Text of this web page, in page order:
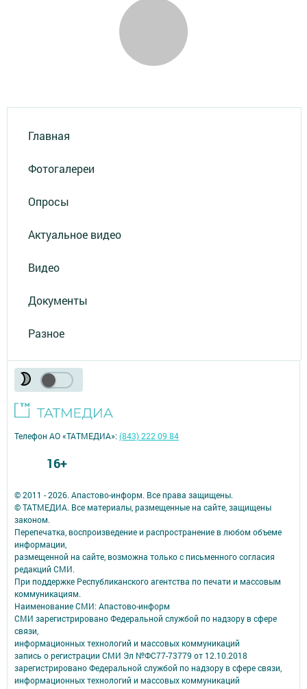
Главная
Фотогалереи
Опросы
Актуальное видео
Видео
Документы
Разное
© 2011 - 2026. Апастово-информ. Все права защищены.
© ТАТМЕДИА. Все материалы, размещенные на сайте, защищены
законом.
Перепечатка, воспроизведение и распространение в любом объеме
информации,
размещенной на сайте, возможна только с письменного согласия
редакций СМИ.
При поддержке Республиканского агентства по печати и массовым
коммуникациям.
Наименование СМИ: Апастово-информ
СМИ зарегистрировано Федеральной службой по надзору в сфере
связи,
информационных технологий и массовых коммуникаций
запись о регистрации СМИ Эл №ФС77-73779 от 12.10.2018
зарегистрировано Федеральной службой по надзору в сфере связи,
информационных технологий и массовых коммуникаций
Телефон АО «ТАТМЕДИА»:(843) 222 09 84
16+